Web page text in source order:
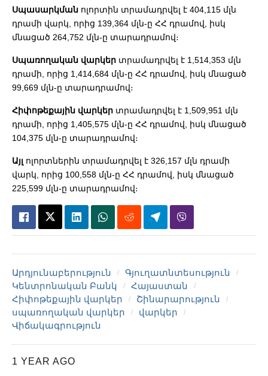
Սպասարկման ոլորտին տրամադրվել է 404,115 մլն
դրամի վարկ, որից 139,364 մլն-ը ՀՀ դրամով, իսկ
մնացած 264,752 մլն-ը տարադրամով։
Սպառողական վարկեր տրամադրվել է 1,514,353 մլն
դրամի, որից 1,414,684 մլն-ը ՀՀ դրամով, իսկ մնացած
99,669 մլն-ը տարադրամով։
Հիփոթեքային վարկեր տրամադրվել է 1,509,951 մլն
դրամի, որից 1,405,575 մլն-ը ՀՀ դրամով, իսկ մնացած
104,375 մլն-ը տարադրամով։
Այլ ոլորտներին տրամադրվել է 326,157 մլն դրամի
վարկ, որից 100,558 մլն-ը ՀՀ դրամով, իսկ մնացած
225,599 մլն-ը տարադրամով։
Արդյունաբերություն
Գյուղատնտեսություն
Կենտրոնական Բանկ
Հայաստան
Հիփոթեքային վարկեր
Շինարարություն
սպառողական վարկեր
վարկեր
Վիճակագրություն
1 YEAR AGO